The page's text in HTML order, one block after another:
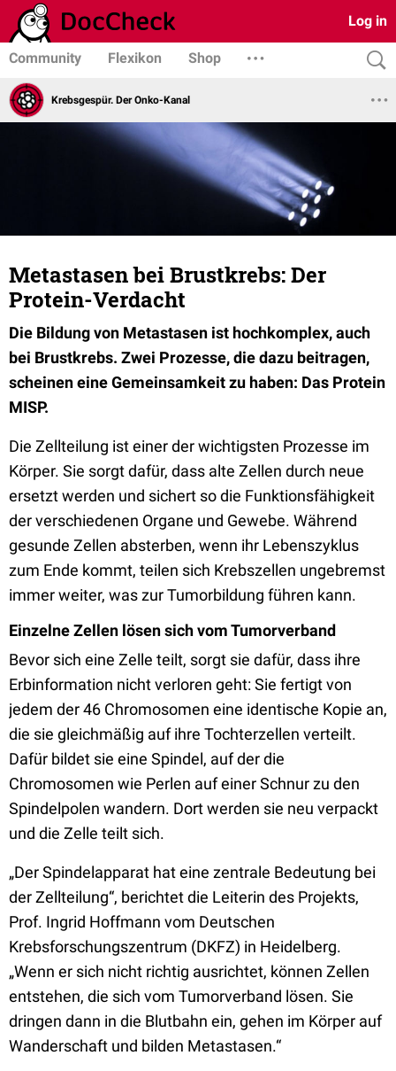
Log in
Community Flexikon Shop
Krebsgespür. Der Onko-Kanal
Metastasen bei Brustkrebs: Der
Protein-Verdacht
Die Bildung von Metastasen ist hochkomplex, auch
bei Brustkrebs. Zwei Prozesse, die dazu beitragen,
scheinen eine Gemeinsamkeit zu haben: Das Protein
MISP.
Die Zellteilung ist einer der wichtigsten Prozesse im
Körper. Sie sorgt dafür, dass alte Zellen durch neue
ersetzt werden und sichert so die Funktionsfähigkeit
der verschiedenen Organe und Gewebe. Während
gesunde Zellen absterben, wenn ihr Lebenszyklus
zum Ende kommt, teilen sich Krebszellen ungebremst
immer weiter, was zur Tumorbildung führen kann.
Einzelne Zellen lösen sich vom Tumorverband
Bevor sich eine Zelle teilt, sorgt sie dafür, dass ihre
Erbinformation nicht verloren geht: Sie fertigt von
jedem der 46 Chromosomen eine identische Kopie an,
die sie gleichmäßig auf ihre Tochterzellen verteilt.
Dafür bildet sie eine Spindel, auf der die
Chromosomen wie Perlen auf einer Schnur zu den
Spindelpolen wandern. Dort werden sie neu verpackt
und die Zelle teilt sich.
„Der Spindelapparat hat eine zentrale Bedeutung bei
der Zellteilung“, berichtet die Leiterin des Projekts,
Prof. Ingrid Hoffmann vom Deutschen
Krebsforschungszentrum (DKFZ) in Heidelberg.
„Wenn er sich nicht richtig ausrichtet, können Zellen
entstehen, die sich vom Tumorverband lösen. Sie
dringen dann in die Blutbahn ein, gehen im Körper auf
Wanderschaft und bilden Metastasen.“